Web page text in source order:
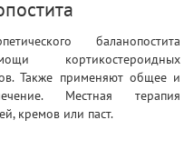
баланопостита
кортикостероидных
Также применяют общее и
Местная терапия
кремов или паст.